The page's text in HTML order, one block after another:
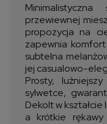
przewiewnej
propozycja na
zapewnia
subtelna
jej casualowo-
Prosty,
sylwetce,
Dekolt w
a krótkie rękawy